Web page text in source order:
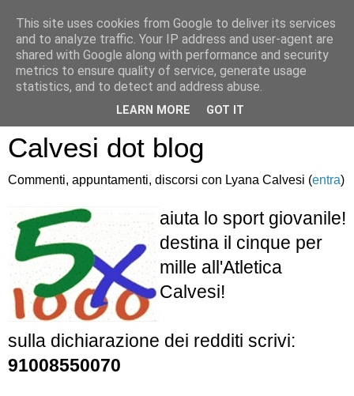
Atletica Sandro
Calvesi dot blog
Commenti, appuntamenti, discorsi con Lyana Calvesi (entra)
aiuta lo sport giovanile!
destina il cinque per
mille all'Atletica
Calvesi!
sulla dichiarazione dei redditi scrivi:
91008550070
This site uses cookies from Google to deliver its services
and to analyze traffic. Your IP address and user-agent are
shared with Google along with performance and security
metrics to ensure quality of service, generate usage
statistics, and to detect and address abuse.
LEARN MORE GOT IT